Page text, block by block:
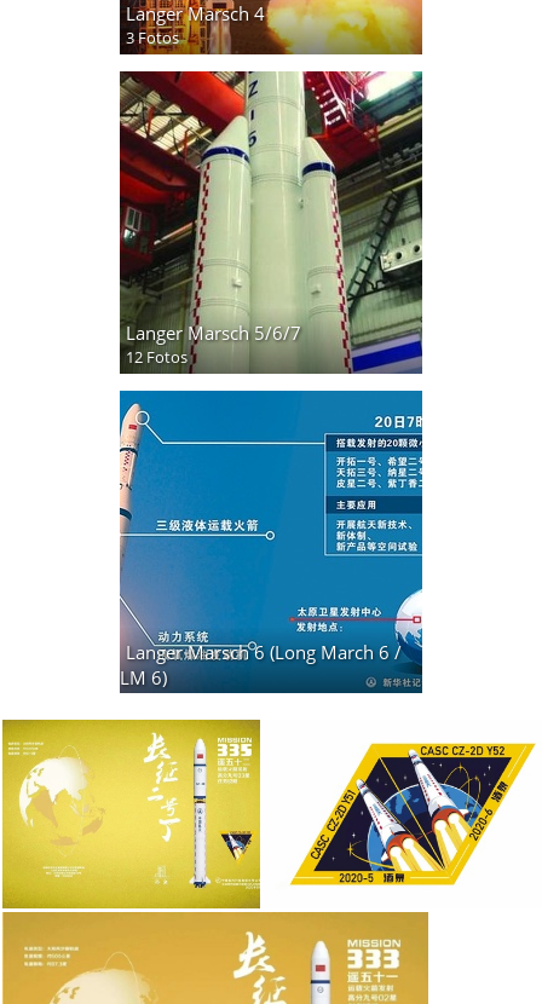
Langer Marsch 4
3 Fotos
Langer Marsch 5/6/7
12 Fotos
Langer Marsch 6 (Long March 6 /
LM 6)